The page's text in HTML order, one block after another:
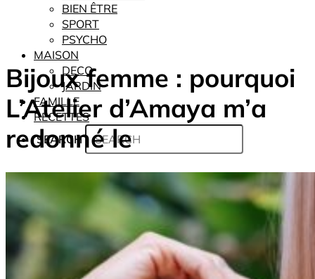
BIEN ÊTRE
SPORT
PSYCHO
MAISON
DECO
JARDIN
FAMILLE
RECETTES
SEARCH
Bijoux femme : pourquoi
L’Atelier d’Amaya m’a
redonné le